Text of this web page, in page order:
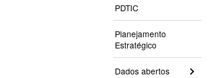
PDTIC
Planejamento
Estratégico
Dados abertos